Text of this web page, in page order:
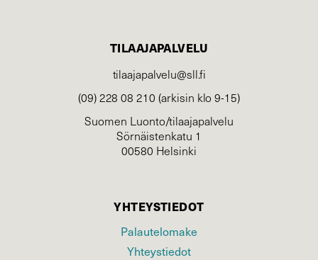
TILAAJAPALVELU
tilaajapalvelu@sll.fi
(09) 228 08 210 (arkisin klo 9-15)
Suomen Luonto/tilaajapalvelu
Sörnäistenkatu 1
00580 Helsinki
YHTEYSTIEDOT
Palautelomake
Yhteystiedot